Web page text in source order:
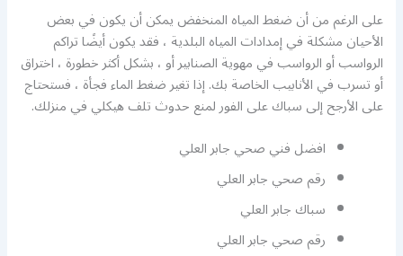
على الرغم من أن ضغط المياه المنخفض يمكن أن يكون في بعض
الأحيان مشكلة في إمدادات المياه البلدية ، فقد يكون أيضًا تراكم
الرواسب أو الرواسب في مهوية الصنابير أو ، بشكل أكثر خطورة ، اختراق
أو تسرب في الأنابيب الخاصة بك. إذا تغير ضغط الماء فجأة ، فستحتاج
على الأرجح إلى سباك على الفور لمنع حدوث تلف هيكلي في منزلك.
افضل فني صحي جابر العلي
رقم صحي جابر العلي
سباك جابر العلي
رقم صحي جابر العلي